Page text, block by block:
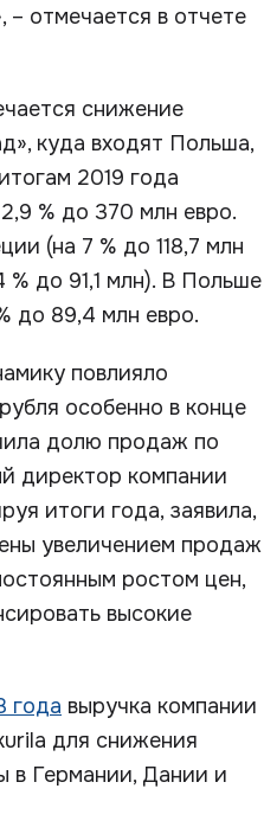
отмечается в отчете
снижение
куда входят Польша,
2019 года
% до 370 млн евро.
(на 7 % до 118,7 млн
до 91,1 млн). В Польше
до 89,4 млн евро.
повлияло
особенно в конце
долю продаж по
директор компании
итоги года, заявила,
увеличением продаж
ростом цен,
высокие
года выручка компании
для снижения
в Германии, Дании и